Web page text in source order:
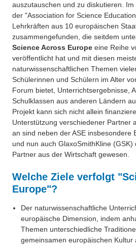
Leonardo-Programm
Science across the world
auszutauschen und zu diskutieren.
der "Association for Science
Lehrkräften aus 10 europäischen
zusammengefunden, die seitdem
Science Across Europe eine Reihe
veröffentlicht hat und mit diesen
naturwissenschaftlichen Themen
Schülerinnen und Schülern im Alter
Forum bietet, Unterrichtsergebnisse,
Schulklassen aus anderen Ländern
Projekt kann sich nicht allein
Unterstützung verschiedener Partner
an sind neben der ASE insbesondere
und nun auch GlaxoSmithKline (GSK)
Partner aus der Wirtschaft gewesen.
Welche Ziele verfolgt
Europe"?
Der naturwissenschaftliche
europäische Dimension, indem
Themen unterschiedliche
gemeinsamen europäischen Kultur